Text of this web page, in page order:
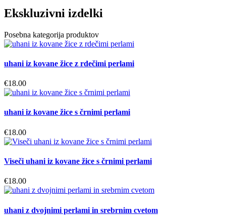
Ekskluzivni izdelki
Posebna kategorija produktov
uhani iz kovane žice z rdečimi perlami
€18.00
uhani iz kovane žice s črnimi perlami
€18.00
Viseči uhani iz kovane žice s črnimi perlami
€18.00
uhani z dvojnimi perlami in srebrnim cvetom